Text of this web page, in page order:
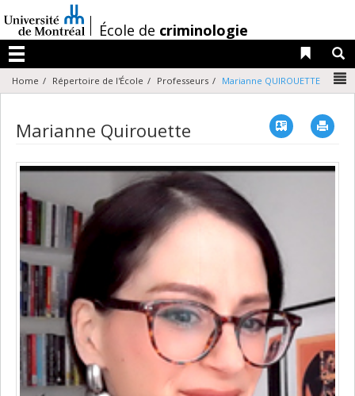
au
contenu
/École de criminologie
Menu
Liens
Home Répertoire de l'École Professeurs Marianne QUIROUETTE
Marianne Quirouette Vcard